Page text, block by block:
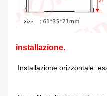
installazione.
Installazione orizzontale: